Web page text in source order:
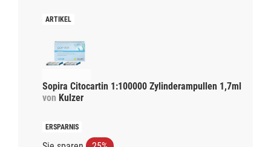
Sopira Citocartin 1:100000 Zylinderampullen 1,7ml
von Kulzer